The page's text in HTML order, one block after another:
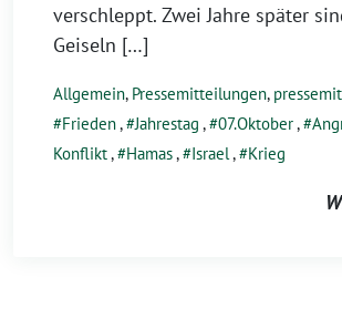
verschleppt. Zwei Jahre später
Geiseln […]
Allgemein, Pressemitteilungen,
Frieden, Jahrestag , 07.Oktober,
Konflikt, Hamas, Israel , Krieg